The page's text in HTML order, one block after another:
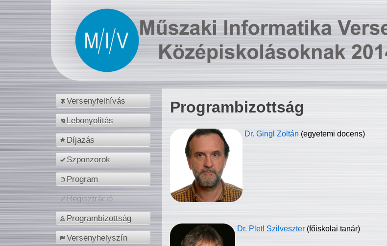
Versenyfelhívás
Lebonyolítás
Díjazás
Szponzorok
Program
Regisztráció
Programbizottság
Versenyhelyszín
Programbizottság
Dr. Gingl Zoltán (egyetemi docens)
Dr. Pletl Szilveszter (főiskolai tanár)